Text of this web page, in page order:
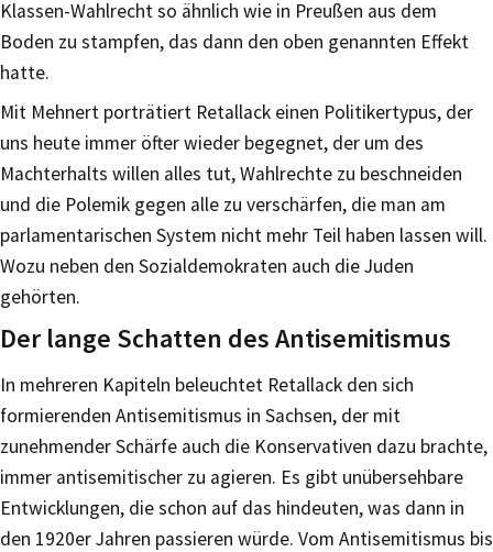
Klassen-Wahlrecht so ähnlich wie in Preußen aus dem
Boden zu stampfen, das dann den oben genannten Effekt
hatte.
Mit Mehnert porträtiert Retallack einen Politikertypus, der
uns heute immer öfter wieder begegnet, der um des
Machterhalts willen alles tut, Wahlrechte zu beschneiden
und die Polemik gegen alle zu verschärfen, die man am
parlamentarischen System nicht mehr Teil haben lassen will.
Wozu neben den Sozialdemokraten auch die Juden
gehörten.
Der lange Schatten des Antisemitismus
In mehreren Kapiteln beleuchtet Retallack den sich
formierenden Antisemitismus in Sachsen, der mit
zunehmender Schärfe auch die Konservativen dazu brachte,
immer antisemitischer zu agieren. Es gibt unübersehbare
Entwicklungen, die schon auf das hindeuten, was dann in
den 1920er Jahren passieren würde. Vom Antisemitismus bis